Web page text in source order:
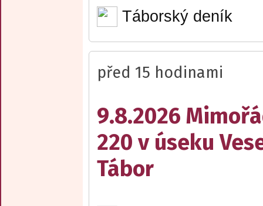
Táborský deník
před 15 hodinami
9.8.2026
220 v úseku
Tábor